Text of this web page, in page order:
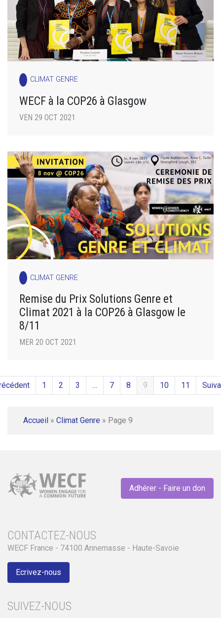
CLIMAT GENRE
WECF à la COP26 à Glasgow
VEN 29 OCT 2021
CLIMAT GENRE
Remise du Prix Solutions Genre et
Climat 2021 à la COP26 à Glasgow le
8/11
MER 20 OCT 2021
1 2 3 … 7 8 9 10 11
Accueil » Climat Genre » Page 9
Adhérer - Faire un don
CONTACTEZ-NOUS
WECF France - 74100 Annemasse - Haute-Savoie
Ecrivez-nous
SUIVEZ-NOUS